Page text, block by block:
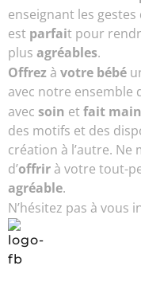
enseignant les gestes
est parfait pour
plus agréables.
Offrez à votre bébé
avec notre ensemble
avec soin etfait main
des motifs et des
création à l’autre. Ne
d’offrir à votre tout-
agréable.
N’hésitez pas à vous